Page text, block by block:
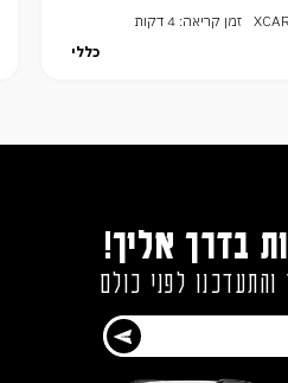
זמן קריאה: 4 דקות
כללי
בדרך אליך!
והתעדכנו לפני כולם